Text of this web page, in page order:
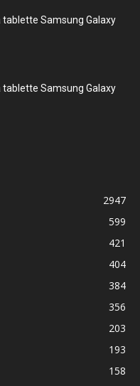
Samsung Galaxy
Samsung Galaxy
2947
599
421
404
384
356
203
193
158